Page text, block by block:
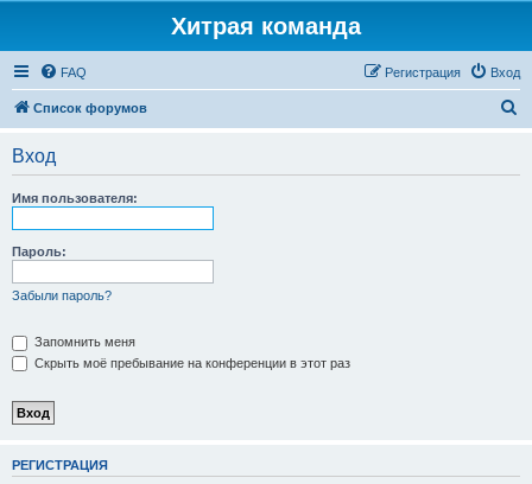
Хитрая команда
FAQ Вход
Регистрация
Список форумов
Вход
Имя пользователя:
Пароль:
Забыли пароль?
Запомнить меня
Скрыть моё пребывание на конференции в этот раз
РЕГИСТРАЦИЯ